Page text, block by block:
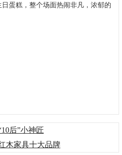
蛋糕，整个场面热闹非凡，浓郁的
后”小神匠
木家具十大品牌